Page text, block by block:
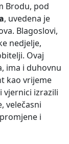
Brodu, pod
, uvedena je
Blagoslovi,
nedjelje,
Ovaj
ima i duhovnu
kao vrijeme
vjernici izrazili
velečasni
i